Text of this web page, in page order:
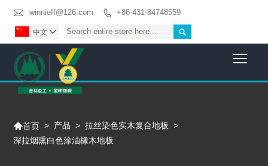
 winnieff@126.com  +86-431-84748559

中文 
首页 > 产品 > 拉丝染色实木复合地板
>
深拉烟熏白色涂油橡木地板